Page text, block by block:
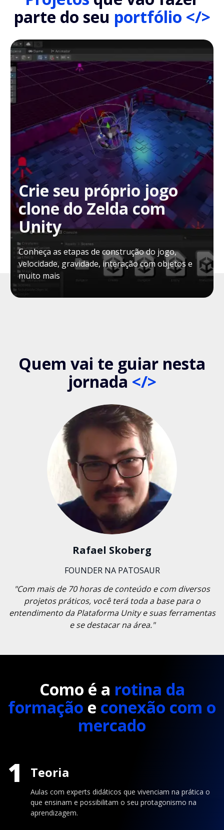
parte do seu portfólio </>
Crie seu próprio jogo
clone do Zelda com
Unity
Conheça as etapas de construção do jogo,
velocidade, gravidade, interação com objetos e
muito mais
Quem vai te guiar nesta
jornada </>
Rafael Skoberg
FOUNDER NA PATOSAUR
"Com mais de 70 horas de conteúdo e com diversos
projetos práticos, você terá toda a base para o
entendimento da Plataforma Unity e suas ferramentas
e se destacar na área."
Como é a rotina da
formação e conexão com o
mercado
1 Teoria
Aulas com experts didáticos que vivenciam na prática o
que ensinam e possibilitam o seu protagonismo na
aprendizagem.